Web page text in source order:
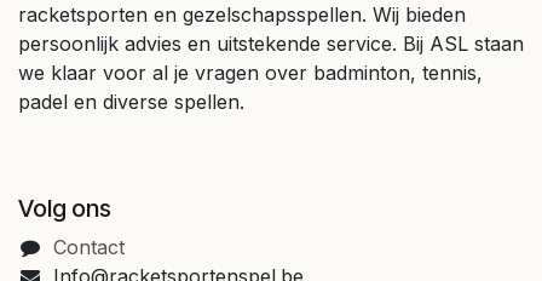
racketsporten en gezelschapsspellen. Wij bieden
persoonlijk advies en uitstekende service. Bij ASL staan
we klaar voor al je vragen over badminton, tennis,
padel en diverse spellen.
Volg ons
Contact